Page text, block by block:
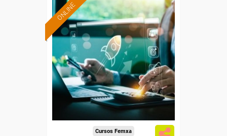
ONLINE
Cursos Femxa